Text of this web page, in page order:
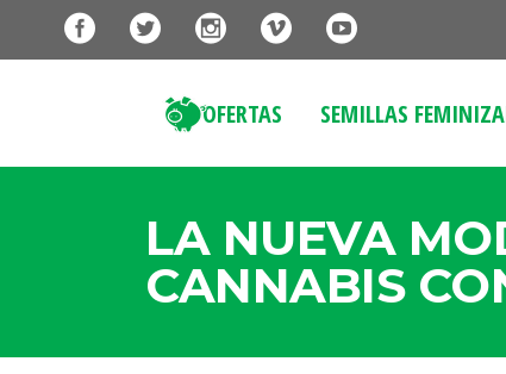
OFERTAS SEMILLAS
LA NUEVA
CANNABIS